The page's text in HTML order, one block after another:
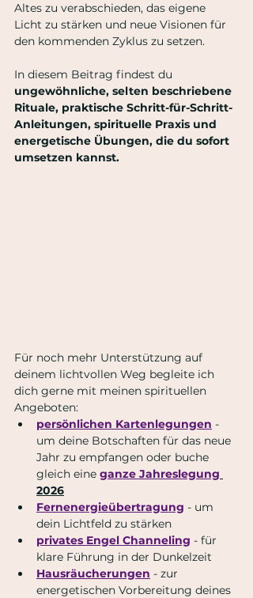
Altes zu verabschieden, das eigene
Licht zu stärken und neue Visionen für
den kommenden Zyklus zu setzen.
In diesem Beitrag findest du
ungewöhnliche, selten beschriebene
Rituale, praktische Schritt-für-Schritt-
Anleitungen, spirituelle Praxis und
energetische Übungen, die du sofort
umsetzen kannst.
Für noch mehr Unterstützung auf
deinem lichtvollen Weg begleite ich
dich gerne mit meinen spirituellen
Angeboten:
persönlichen Kartenlegungen -
um deine Botschaften für das neue
Jahr zu empfangen oder buche
gleich eine ganze Jahreslegung
2026
Fernenergieübertragung - um
dein Lichtfeld zu stärken
privates Engel Channeling - für
klare Führung in der Dunkelzeit
Hausräucherungen - zur
energetischen Vorbereitung deines